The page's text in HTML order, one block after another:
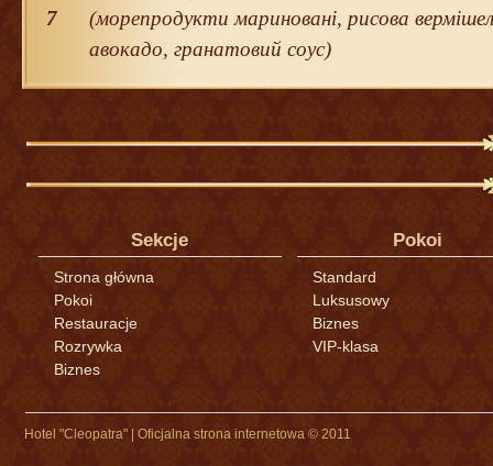
7
(морепродукти мариновані, рисова
авокадо, гранатовий соус)
Sekcje
Strona główna
Pokoi
Restauracje
Rozrywka
Biznes
Pokoi
Standard
Luksusowy
Biznes
VIP-klasa
Hotel "Cleopatra" | Oficjalna strona internetowa © 2011